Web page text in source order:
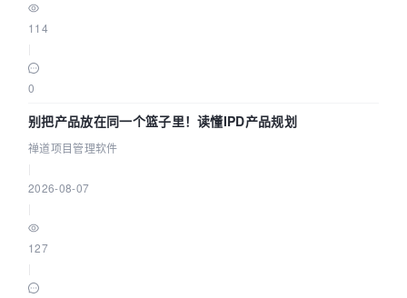
114
0
别把产品放在同一个篮子里！读懂IPD产品规划
禅道项目管理软件
2026-08-07
127